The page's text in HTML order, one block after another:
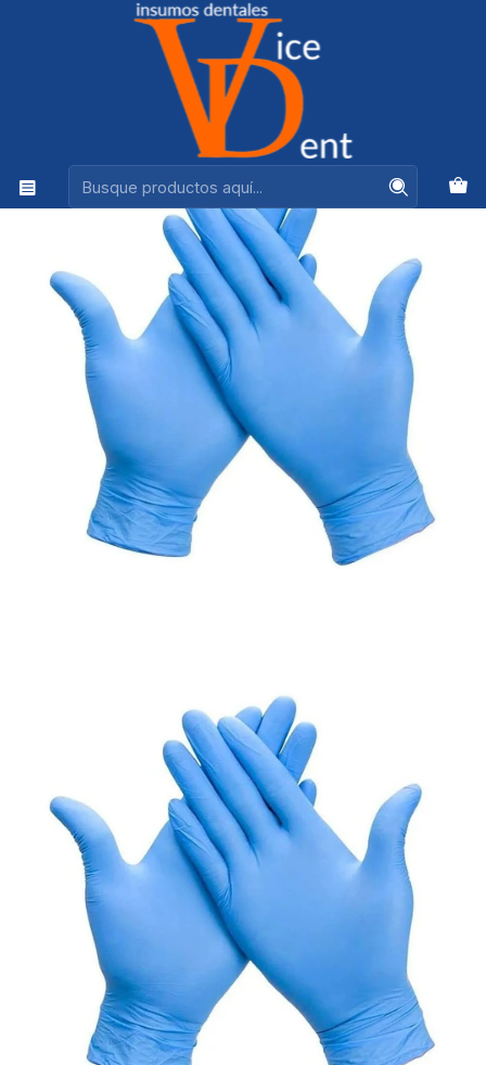
Ventas +56944575313
DESECHABLES GUANTES NITRILO TALLA XS